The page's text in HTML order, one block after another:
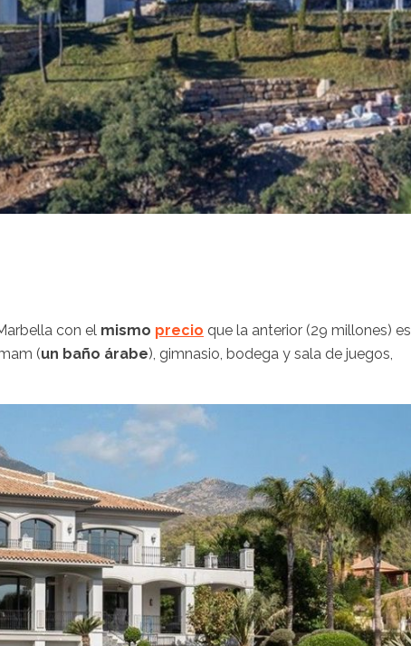
con el mismo precio que la anterior (29 millones) es
(un baño árabe), gimnasio, bodega y sala de juegos,